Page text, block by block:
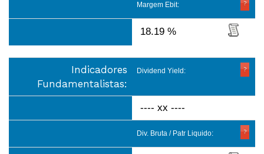
Margem Ebit:
18.19 %
Indicadores
Fundamentalistas:
Dividend Yield:
---- xx ----
Div. Bruta / Patr Liquido: